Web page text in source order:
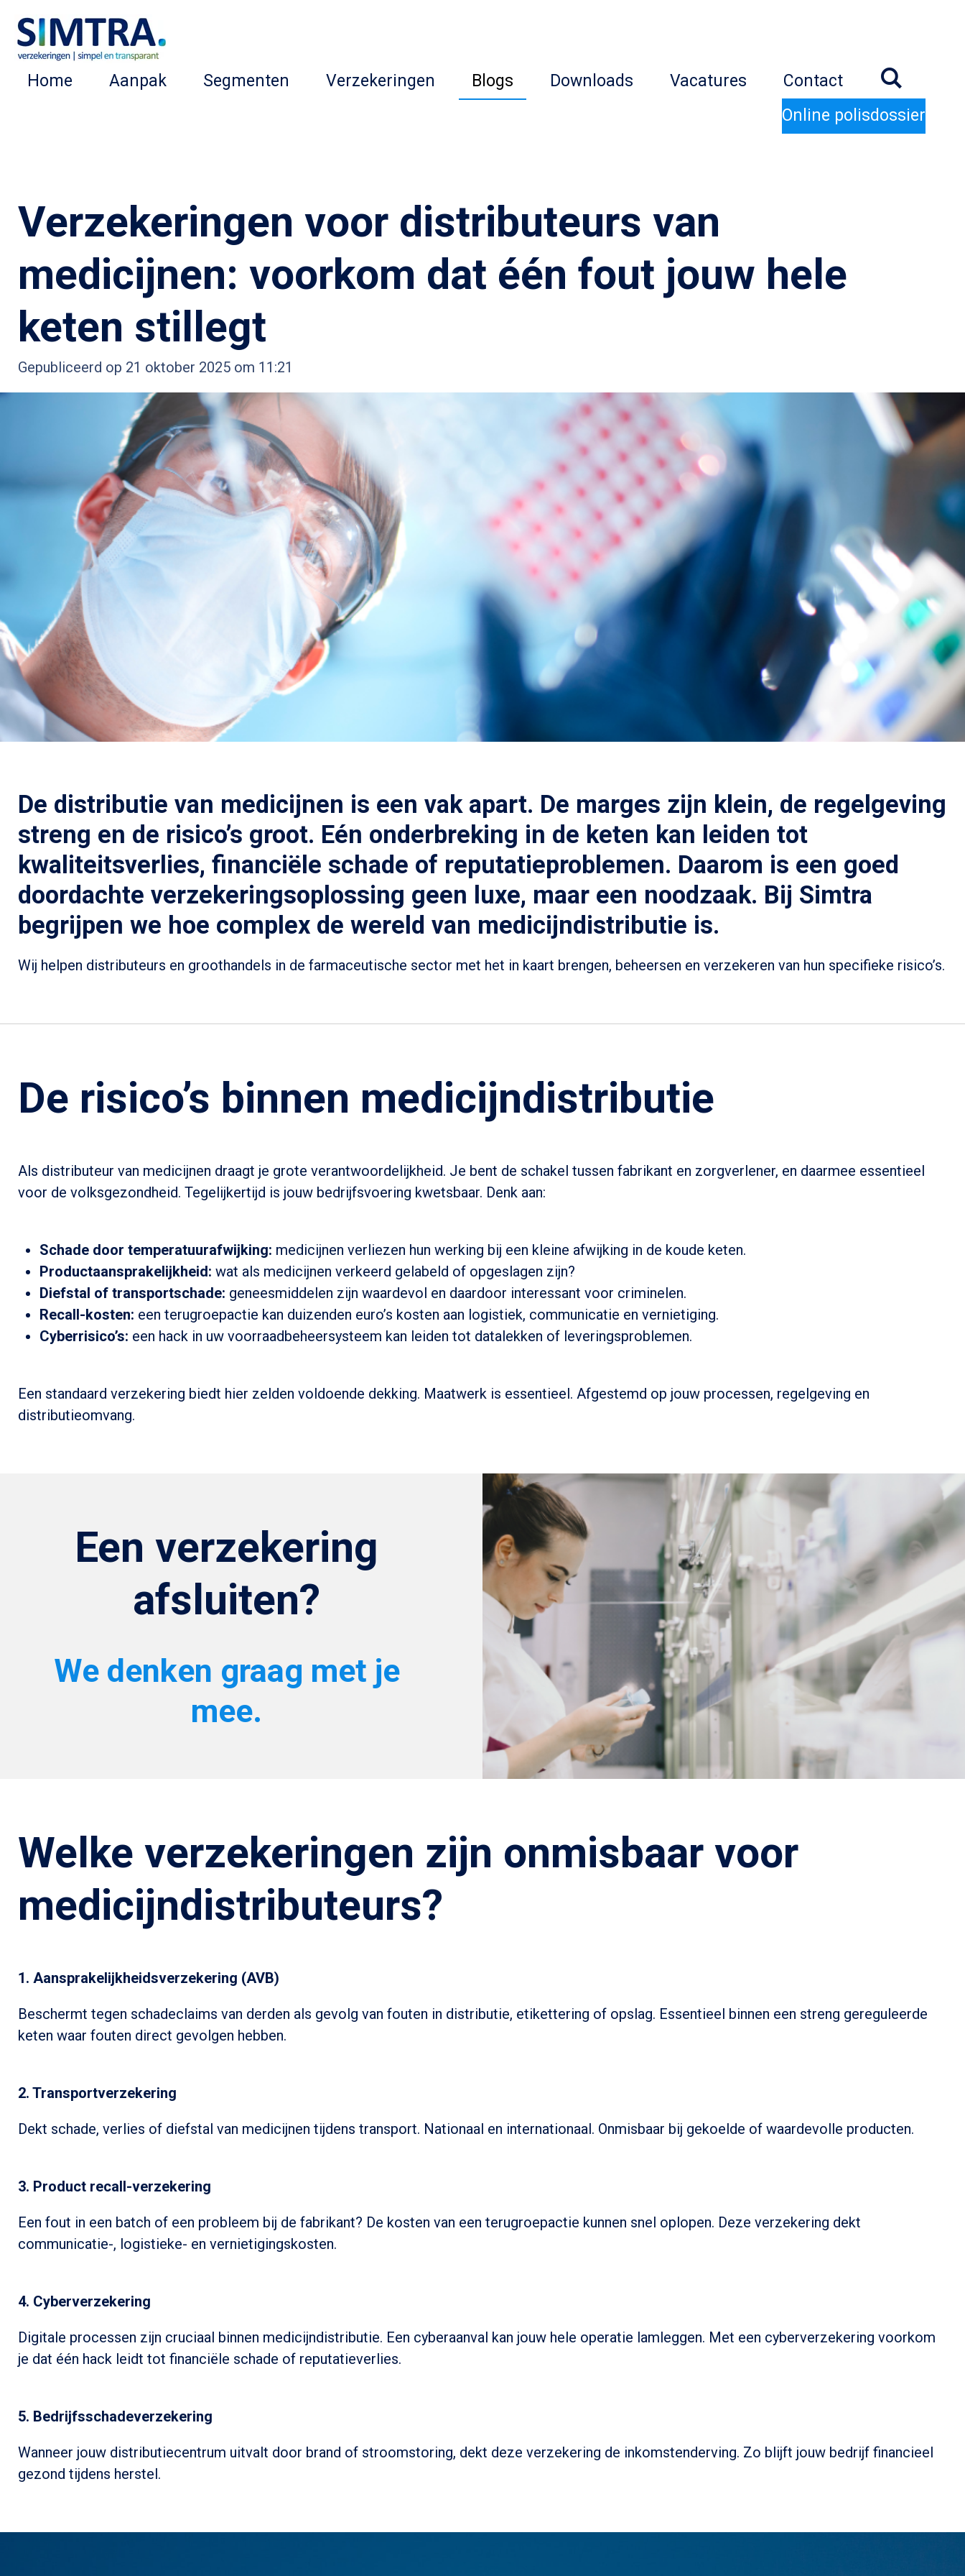
Ga
direct
naar
Home Aanpak Segmenten Verzekeringen Blogs Downloads Vacatures
Contact
Online polisdossier
Verzekeringen voor distributeurs van
medicijnen: voorkom dat één fout jouw hele
keten stillegt
Gepubliceerd op 21 oktober 2025 om 11:21
De distributie van medicijnen is een vak apart. De marges zijn klein, de regelgeving
streng en de risico’s groot. Eén onderbreking in de keten kan leiden tot
kwaliteitsverlies, financiële schade of reputatieproblemen. Daarom is een goed
doordachte verzekeringsoplossing geen luxe, maar een noodzaak. Bij Simtra
begrijpen we hoe complex de wereld van medicijndistributie is.
Wij helpen distributeurs en groothandels in de farmaceutische sector met het in kaart brengen, beheersen en verzekeren van hun specifieke risico’s.
De risico’s binnen medicijndistributie
Als distributeur van medicijnen draagt je grote verantwoordelijkheid. Je bent de schakel tussen fabrikant en zorgverlener, en daarmee essentieel
voor de volksgezondheid. Tegelijkertijd is jouw bedrijfsvoering kwetsbaar. Denk aan:
Schade door temperatuurafwijking: medicijnen verliezen hun werking bij een kleine afwijking in de koude keten.
Productaansprakelijkheid: wat als medicijnen verkeerd gelabeld of opgeslagen zijn?
Diefstal of transportschade: geneesmiddelen zijn waardevol en daardoor interessant voor criminelen.
Recall-kosten: een terugroepactie kan duizenden euro’s kosten aan logistiek, communicatie en vernietiging.
Cyberrisico’s: een hack in uw voorraadbeheersysteem kan leiden tot datalekken of leveringsproblemen.
Een standaard verzekering biedt hier zelden voldoende dekking. Maatwerk is essentieel. Afgestemd op jouw processen, regelgeving en
distributieomvang.
Een verzekering
afsluiten?
We denken graag met je
mee.
Welke verzekeringen zijn onmisbaar voor
medicijndistributeurs?
1. Aansprakelijkheidsverzekering (AVB)
Beschermt tegen schadeclaims van derden als gevolg van fouten in distributie, etikettering of opslag. Essentieel binnen een streng gereguleerde
keten waar fouten direct gevolgen hebben.
2. Transportverzekering
Dekt schade, verlies of diefstal van medicijnen tijdens transport. Nationaal en internationaal. Onmisbaar bij gekoelde of waardevolle producten.
3. Product recall-verzekering
Een fout in een batch of een probleem bij de fabrikant? De kosten van een terugroepactie kunnen snel oplopen. Deze verzekering dekt
communicatie-, logistieke- en vernietigingskosten.
4. Cyberverzekering
Digitale processen zijn cruciaal binnen medicijndistributie. Een cyberaanval kan jouw hele operatie lamleggen. Met een cyberverzekering voorkom
je dat één hack leidt tot financiële schade of reputatieverlies.
5. Bedrijfsschadeverzekering
Wanneer jouw distributiecentrum uitvalt door brand of stroomstoring, dekt deze verzekering de inkomstenderving. Zo blijft jouw bedrijf financieel
gezond tijdens herstel.